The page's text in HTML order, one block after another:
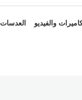
والفيديو العدسات